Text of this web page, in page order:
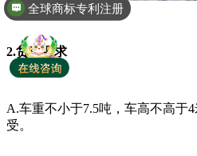
2.货车要求
A.车重不小于7.5吨，车高不高于
受。
全球商标专利注册